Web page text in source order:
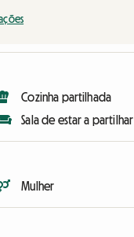
Cozinha partilhada
Sala de estar a partilhar
Mulher